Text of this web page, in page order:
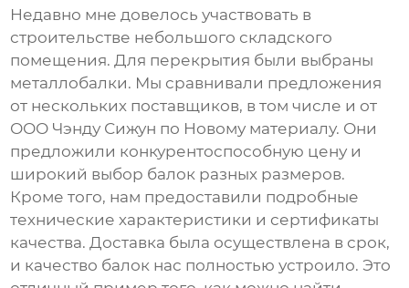
Недавно мне довелось участвовать в
строительстве небольшого складского
помещения. Для перекрытия были выбраны
металлобалки. Мы сравнивали предложения
от нескольких поставщиков, в том числе и от
ООО Чэнду Сижун по Новому материалу. Они
предложили конкурентоспособную цену и
широкий выбор балок разных размеров.
Кроме того, нам предоставили подробные
технические характеристики и сертификаты
качества. Доставка была осуществлена в срок,
и качество балок нас полностью устроило. Это